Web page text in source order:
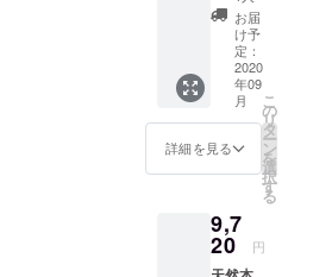
合い、
大きさ
や形に
若干の
違いは
ござい
で、ご
注意く
大きさ
や形に
若干の
違いは
ござい
ますの
で、ご
注意く
ス代・
送料代
込み ※
商品写
真はサ
ンプル
になり
ます。
に制作
いたし
ますの
リング
■素材：
天然本
翡翠、
シル
バー950
■トッ
プ：横
約
10mm×
12mm
■サイ
ズ：1号
お届
け予
定：
2020
年09
月
詳細を見る
こ
の
リ
タ
ー
ン
を
選
択
す
る
9,7
20 円